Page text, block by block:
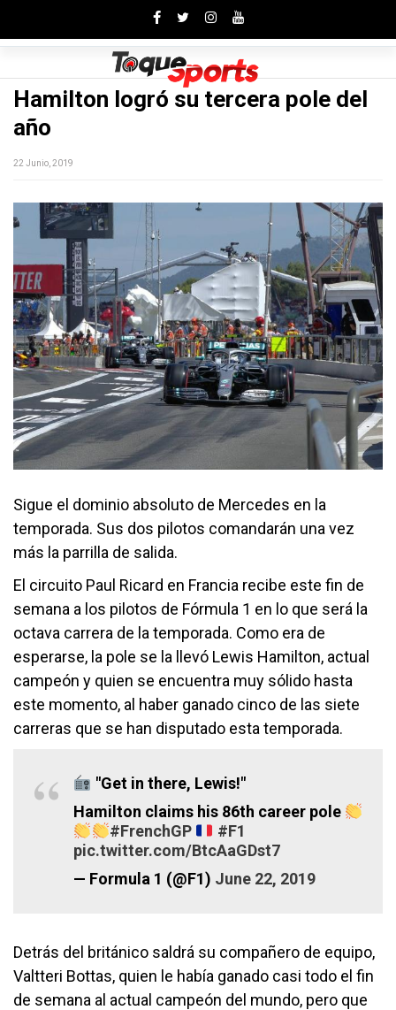
Hamilton logró su tercera pole del
año
22 Junio, 2019
Sigue el dominio absoluto de Mercedes en la
temporada. Sus dos pilotos comandarán una vez
más la parrilla de salida.
El circuito Paul Ricard en Francia recibe este fin de
semana a los pilotos de Fórmula 1 en lo que será la
octava carrera de la temporada. Como era de
esperarse, la pole se la llevó Lewis Hamilton, actual
campeón y quien se encuentra muy sólido hasta
este momento, al haber ganado cinco de las siete
carreras que se han disputado esta temporada.
"Get in there, Lewis!"
Hamilton claims his 86th career pole
#FrenchGP
#F1
pic.twitter.com/BtcAaGDst7
— Formula 1 (@F1) June 22, 2019
Detrás del británico saldrá su compañero de equipo,
Valtteri Bottas, quien le había ganado casi todo el fin
de semana al actual campeón del mundo, pero que